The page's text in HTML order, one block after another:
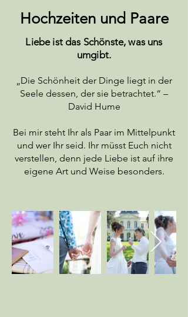
Hochzeiten und Paare
Liebe ist das Schönste, was uns
umgibt.
„Die Schönheit der Dinge liegt in der
Seele dessen, der sie betrachtet.“ –
David Hume
Bei mir steht Ihr als Paar im Mittelpunkt
und wer Ihr seid. Ihr müsst Euch nicht
verstellen, denn jede Liebe ist auf ihre
eigene Art und Weise besonders.